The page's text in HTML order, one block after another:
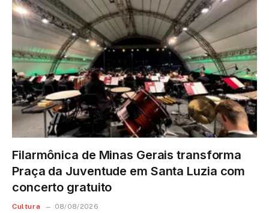
Filarmônica de Minas Gerais transforma
Praça da Juventude em Santa Luzia com
concerto gratuito
Cultura 08/08/2026